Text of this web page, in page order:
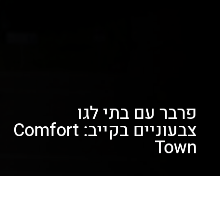
פרבר עם בתי לגו
צבעוניים בקייב: Comfort
Town